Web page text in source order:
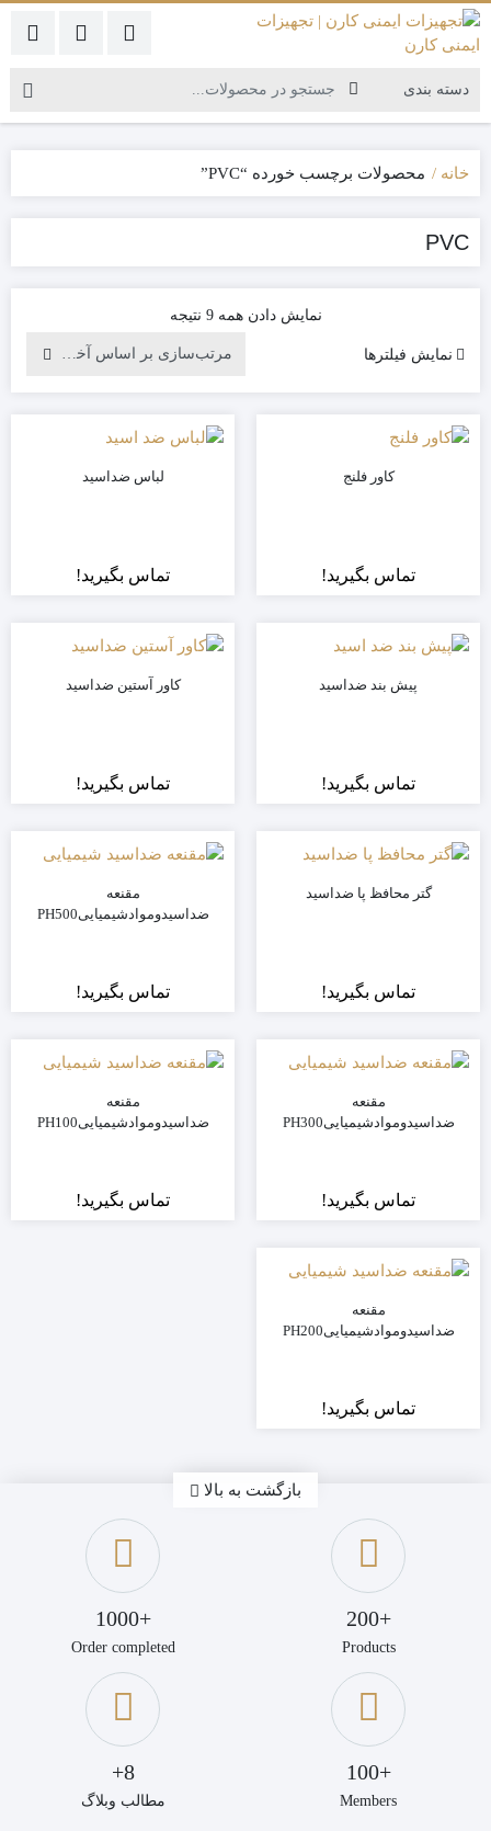
خانه محصولات برچسب خورده “PVC”
PVC
نمایش دادن همه 9 نتیجه
نمایش فیلترها
کاور فلنج
تماس بگیرید!
لباس ضداسید
تماس بگیرید!
پیش بند ضداسید
تماس بگیرید!
کاور آستین ضداسید
تماس بگیرید!
گتر محافظ پا ضداسید
تماس بگیرید!
مقنعه
ضداسیدوموادشیمیاییPH500
تماس بگیرید!
مقنعه
ضداسیدوموادشیمیاییPH300
تماس بگیرید!
مقنعه
ضداسیدوموادشیمیاییPH100
تماس بگیرید!
مقنعه
ضداسیدوموادشیمیاییPH200
تماس بگیرید!
بازگشت به بالا
+200
Products
+1000
Order completed
+100
Members
8+
مطالب وبلاگ